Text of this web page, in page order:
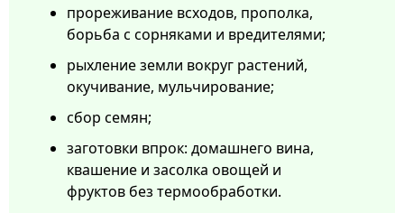
прореживание всходов, прополка,
борьба с сорняками и вредителями;
рыхление земли вокруг растений,
окучивание, мульчирование;
сбор семян;
заготовки впрок: домашнего вина,
квашение и засолка овощей и
фруктов без термообработки.